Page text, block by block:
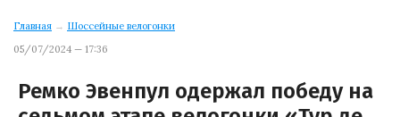
Главная → Шоссейные велогонки
05/07/2024 — 17:36
Ремко Эвенпул одержал победу на